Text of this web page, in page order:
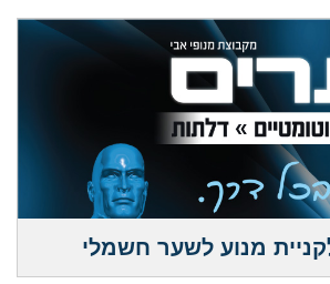
מנוע לשער חשמלי